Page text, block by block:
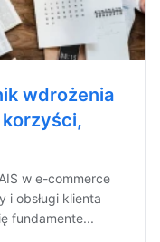
wdrożenia
w e-commerce
obsługi klienta
fundamente...